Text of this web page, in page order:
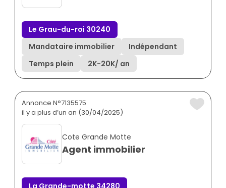
Le Grau-du-roi 30240
Mandataire immobilier
Indépendant
Temps plein
2K-20K/ an
Annonce N°7135575
il y a plus d’un an (30/04/2025)
Cote Grande Motte
Agent immobilier